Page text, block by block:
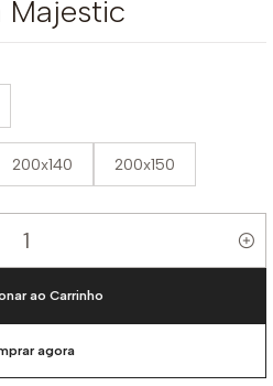
Majestic
200x140 200x150
ao Carrinho
agora